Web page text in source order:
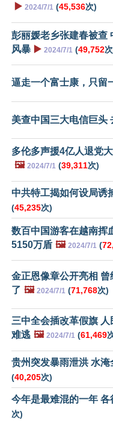
▶️ 2024/7/1 (45,536次)
彭丽媛老乡张建春被查
风暴 ▶️ 2024/7/1 (49,752
逼走一个富士康，只留
美查中国三大电信巨头
多伦多声援4亿人退党
🖼️ 2024/7/1 (39,311次)
中共特工揭如何设局诱
(45,235次)
数百中国游客在越南挥
5150万盾 🖼️ 2024/7/1 (
金正恩像章公开亮相
了 🖼️ 2024/7/1 (71,768次)
三中全会插改革假旗
难逃 🖼️ 2024/7/1 (61,469
贵州突发暴雨泄洪 水淹
(40,205次)
今年是最难混的一年 各
次)